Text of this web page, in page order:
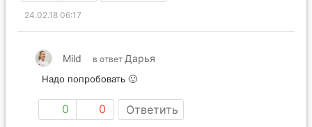
24.02.18 06:17
Mild в ответ Дарья
Надо попробовать 🙂
0 0 Ответить